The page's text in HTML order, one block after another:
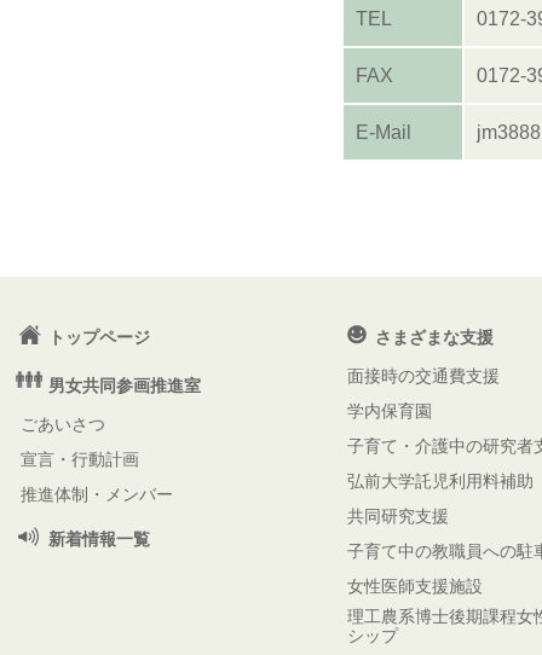
TEL 0172-
FAX 0172-
E-Mail
トップページ
男女共同参画推進室
ごあいさつ
宣言・行動計画
推進体制・メンバー
新着情報一覧
さまざまな支援
面接時の交通費支援
学内保育園
子育て・介護中の研究者
弘前大学託児利用料補助
共同研究支援
子育て中の教職員への駐
女性医師支援施設
理工農系博士後期課程女
シップ